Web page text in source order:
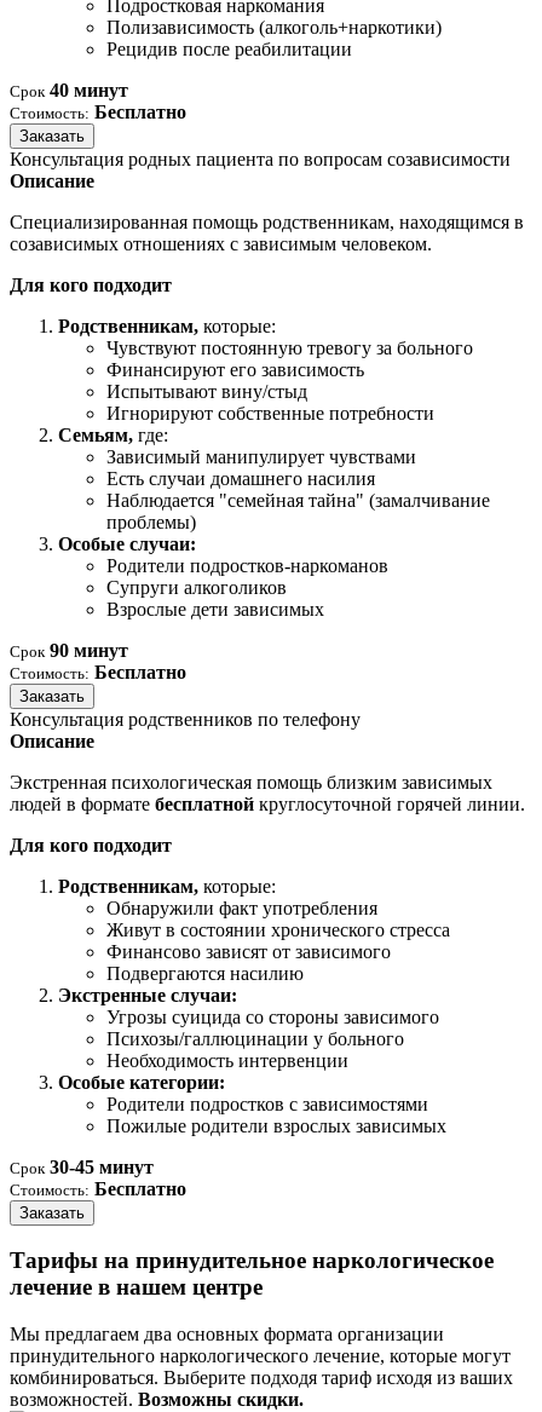
Подростковая наркомания
Полизависимость (алкоголь+наркотики)
Рецидив после реабилитации
Срок 40 минут
Стоимость: Бесплатно
Заказать
Консультация родных пациента по вопросам созависимости
Описание
Специализированная помощь родственникам, находящимся в
созависимых отношениях с зависимым человеком.
Для кого подходит
Родственникам, которые:
Чувствуют постоянную тревогу за больного
Финансируют его зависимость
Испытывают вину/стыд
Игнорируют собственные потребности
Семьям, где:
Зависимый манипулирует чувствами
Есть случаи домашнего насилия
Наблюдается "семейная тайна" (замалчивание
проблемы)
Особые случаи:
Родители подростков-наркоманов
Супруги алкоголиков
Взрослые дети зависимых
Срок 90 минут
Стоимость: Бесплатно
Заказать
Консультация родственников по телефону
Описание
Экстренная психологическая помощь близким зависимых
людей в формате бесплатной круглосуточной горячей линии.
Для кого подходит
Родственникам, которые:
Обнаружили факт употребления
Живут в состоянии хронического стресса
Финансово зависят от зависимого
Подвергаются насилию
Экстренные случаи:
Угрозы суицида со стороны зависимого
Психозы/галлюцинации у больного
Необходимость интервенции
Особые категории:
Родители подростков с зависимостями
Пожилые родители взрослых зависимых
Срок 30-45 минут
Стоимость: Бесплатно
Заказать
Тарифы на принудительное наркологическое
лечение в нашем центре
Мы предлагаем два основных формата организации
принудительного наркологического лечение, которые могут
комбинироваться. Выберите подходя тариф исходя из ваших
возможностей. Возможны скидки.